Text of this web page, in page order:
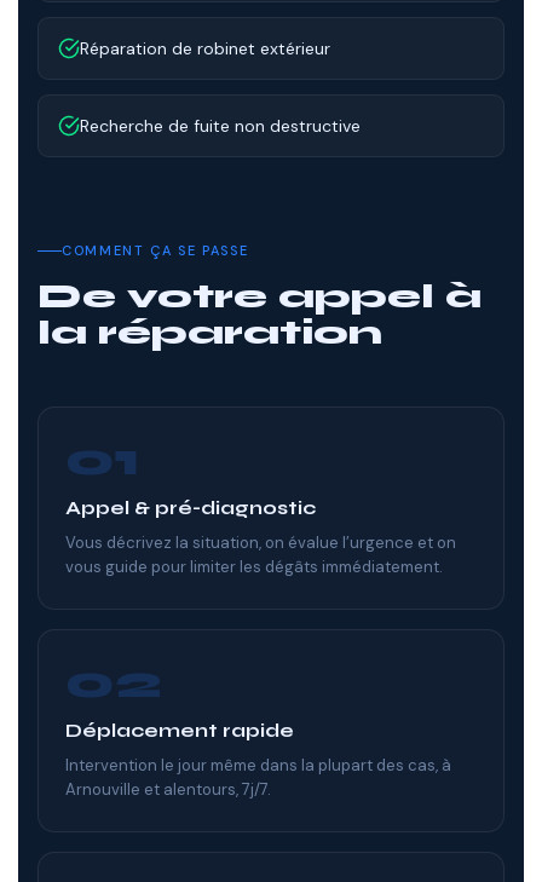
Réparation de robinet extérieur
Recherche de fuite non destructive
COMMENT ÇA SE PASSE
De votre appel à
la réparation
01
Appel & pré-diagnostic
Vous décrivez la situation, on évalue l’urgence et on
vous guide pour limiter les dégâts immédiatement.
02
Déplacement rapide
Intervention le jour même dans la plupart des cas, à
Arnouville et alentours, 7j/7.